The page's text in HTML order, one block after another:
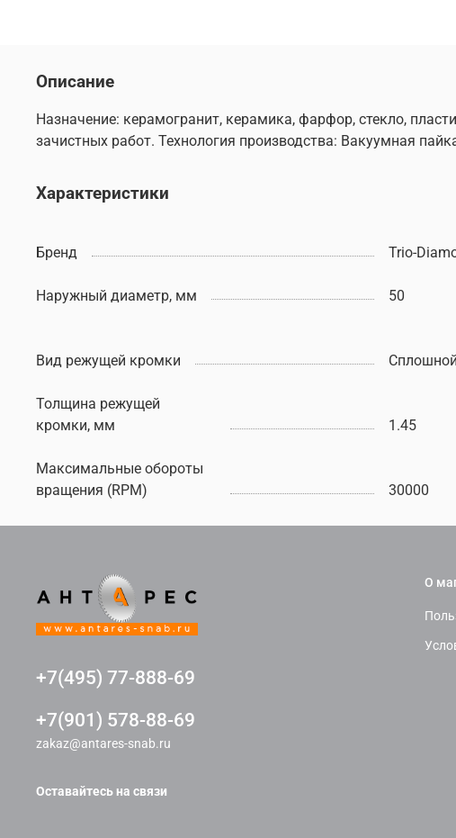
Описание
Назначение: керамогранит, керамика, фарфор, стекло,
зачистных работ. Технология производства: Вакуумная
Характеристики
Бренд Trio-
Наружный диаметр, мм 50
Вид режущей кромки Сплошной
Толщина режущей
кромки, мм
1.45
Максимальные обороты
вращения (RPM)
30000
О
+7(495) 77-888-69
+7(901) 578-88-69
zakaz@antares-snab.ru
Оставайтесь на связи